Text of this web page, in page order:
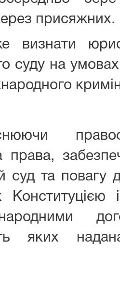
присяжних.
визнати
суду на
права,
суд та повагу
яких